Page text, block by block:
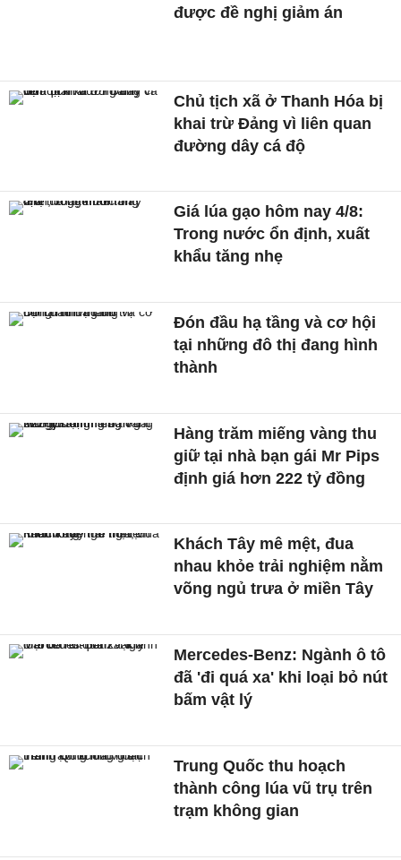
được đề nghị giảm án
Chủ tịch xã ở Thanh Hóa bị
khai trừ Đảng vì liên quan
đường dây cá độ
Giá lúa gạo hôm nay 4/8:
Trong nước ổn định, xuất
khẩu tăng nhẹ
Đón đầu hạ tầng và cơ hội
tại những đô thị đang hình
thành
Hàng trăm miếng vàng thu
giữ tại nhà bạn gái Mr Pips
định giá hơn 222 tỷ đồng
Khách Tây mê mệt, đua
nhau khỏe trải nghiệm nằm
võng ngủ trưa ở miền Tây
Mercedes-Benz: Ngành ô tô
đã 'đi quá xa' khi loại bỏ nút
bấm vật lý
Trung Quốc thu hoạch
thành công lúa vũ trụ trên
trạm không gian